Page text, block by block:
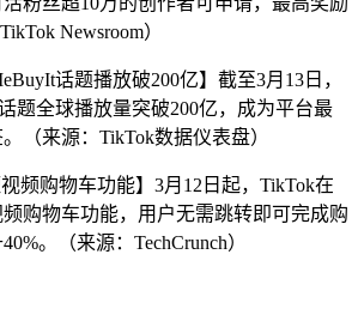
Newsroom）
话题播放破200亿】截至3月13日，
题全球播放量突破200亿，成为平台最
（来源：TikTok数据仪表盘）
视频购物车功能】3月12日起，TikTok在
购物车功能，用户无需跳转即可完成购
。（来源：TechCrunch）